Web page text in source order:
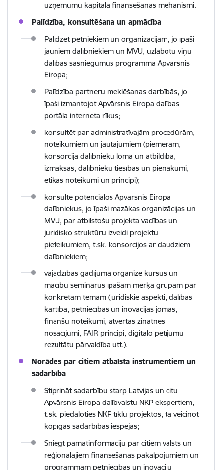
uzņēmumu kapitāla finansēšanas mehānismi.
Palīdzība, konsultēšana un apmācība
Palīdzēt pētniekiem un organizācijām, jo ​​īpaši
jauniem dalībniekiem un MVU, uzlabotu viņu
dalības sasniegumus programmā Apvārsnis
Eiropa;
Palīdzība partneru meklēšanas darbībās, jo
īpaši izmantojot Apvārsnis Eiropa dalības
portāla interneta rīkus;
konsultēt par administratīvajām procedūrām,
noteikumiem un jautājumiem (piemēram,
konsorcija dalībnieku loma un atbildība,
izmaksas, dalībnieku tiesības un pienākumi,
ētikas noteikumi un principi);
konsultē potenciālos Apvārsnis Eiropa
dalībniekus, jo īpaši mazākas organizācijas un
MVU, par atbilstošu projekta vadības un
juridisko struktūru izveidi projektu
pieteikumiem, t.sk. konsorcijos ar daudziem
dalībniekiem;
vajadzības gadījumā organizē kursus un
mācību seminārus īpašām mērķa grupām par
konkrētām tēmām (juridiskie aspekti, dalības
kārtība, pētniecības un inovācijas jomas,
finanšu noteikumi, atvērtās zinātnes
nosacījumi, FAIR principi, digitālo pētījumu
rezultātu pārvaldība utt.).
Norādes par citiem atbalsta instrumentiem un
sadarbība
Stiprināt sadarbību starp Latvijas un citu
Apvārsnis Eiropa dalībvalstu NKP ekspertiem,
t.sk. piedaloties NKP tīklu projektos, tā veicinot
kopīgas sadarbības iespējas;
Sniegt pamatinformāciju par citiem valsts un
reģionālajiem finansēšanas pakalpojumiem un
programmām pētniecības un inovāciju